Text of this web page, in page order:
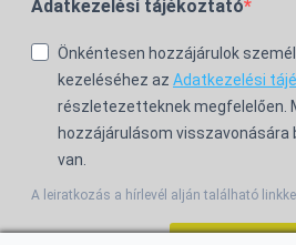
Adatkezelési tájékoztató
Önkéntesen hozzájárulok
kezeléséhez az Adatkezelési
részletezetteknek megfelelően.
hozzájárulásom visszavonására
van.
A leiratkozás a hírlevél alján található